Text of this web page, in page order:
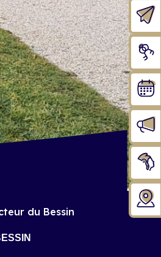
du Bessin